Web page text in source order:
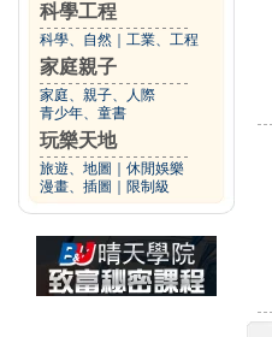
科學工程
科學、自然 工業、工程
家庭親子
家庭、親子、人際
青少年、童書
玩樂天地
旅遊、地圖
休閒娛樂
漫畫、插圖
限制級